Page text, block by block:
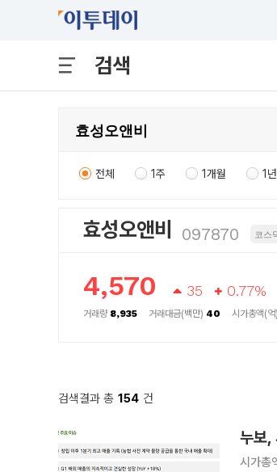
검색
전체 1주 1개월 1년
효성오앤비 097870 코스
4,570 35 0.77%
거래량 8,935 거래대금(백만) 40 시가총액(억)
검색결과 총 154 건
누보,
시가총